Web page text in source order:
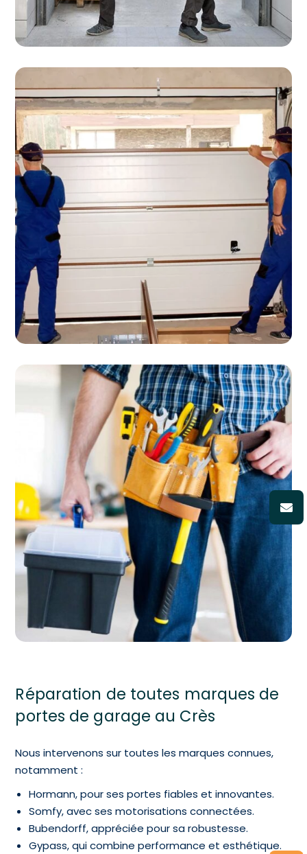
Réparation de toutes marques de
portes de garage au Crès
Nous intervenons sur toutes les marques connues,
notamment :
Hormann, pour ses portes fiables et innovantes.
Somfy, avec ses motorisations connectées.
Bubendorff, appréciée pour sa robustesse.
Gypass, qui combine performance et esthétique.